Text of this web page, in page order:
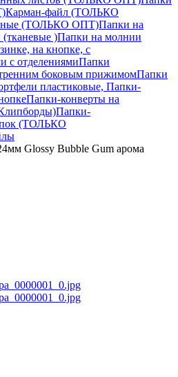
Карман-файл (ТОЛЬКО
(ТОЛЬКО ОПТ)Папки на
)Папки на молнии
на кнопке, с
с отделениямиПапки
боковым прижимомПапки
пластиковые, Папки-
Папки-конверты на
Папки-
(ТОЛЬКО
Glossy Bubble Gum арома